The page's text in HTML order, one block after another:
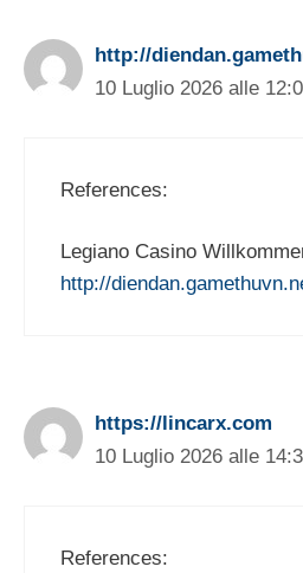
http://
10 Luglio 2026 alle
References:
Legiano Casino
http://
https://lincarx.com
10 Luglio 2026 alle
References: